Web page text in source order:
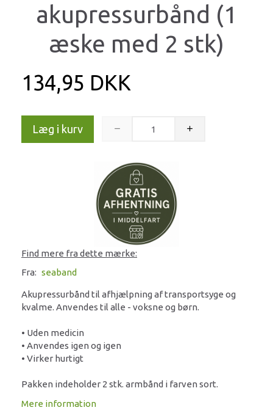
akupressurbånd (1
æske med 2 stk)
134,95 DKK
Læg i kurv
Find mere fra dette mærke:
Fra: seaband
Akupressurbånd til afhjælpning af transportsyge og
kvalme. Anvendes til alle - voksne og børn.
• Uden medicin
• Anvendes igen og igen
• Virker hurtigt
Pakken indeholder 2 stk. armbånd i farven sort.
Mere information